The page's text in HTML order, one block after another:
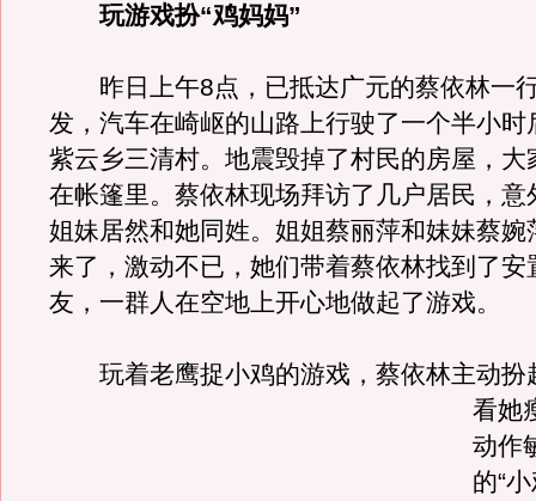
玩游戏扮“鸡妈妈”
昨日上午8点，已抵达广元的蔡依林一
发，汽车在崎岖的山路上行驶了一个半小时
紫云乡三清村。地震毁掉了村民的房屋，大
在帐篷里。蔡依林现场拜访了几户居民，意
姐妹居然和她同姓。姐姐蔡丽萍和妹妹蔡婉
来了，激动不已，她们带着蔡依林找到了安
友，一群人在空地上开心地做起了游戏。
玩着老鹰捉小鸡的游戏，蔡依林主动扮
看她
动作
的“